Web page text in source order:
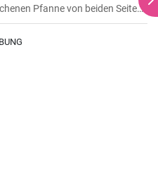
Pfanne von beiden Seiten